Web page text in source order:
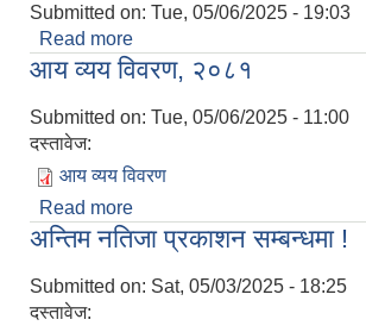
Submitted on: Tue, 05/06/2025 - 19:03
Read more
आय व्यय विवरण, २०८१
Submitted on: Tue, 05/06/2025 - 11:00
दस्तावेज:
आय व्यय विवरण
Read more
अन्तिम नतिजा प्रकाशन सम्बन्धमा !
Submitted on: Sat, 05/03/2025 - 18:25
दस्तावेज: